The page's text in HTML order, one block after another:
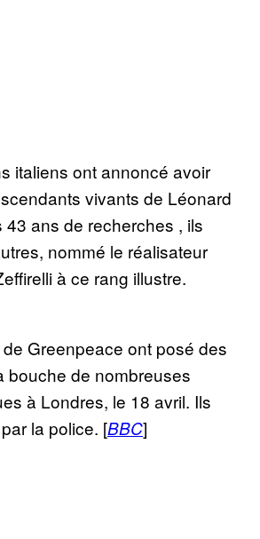
italiens ont annoncé avoir
vivants de Léonard
43 ans de recherches , ils
nommé le réalisateur
à ce rang illustre.
Greenpeace ont posé des
bouche de nombreuses
à Londres, le 18 avril. Ils
la police. [BBC]